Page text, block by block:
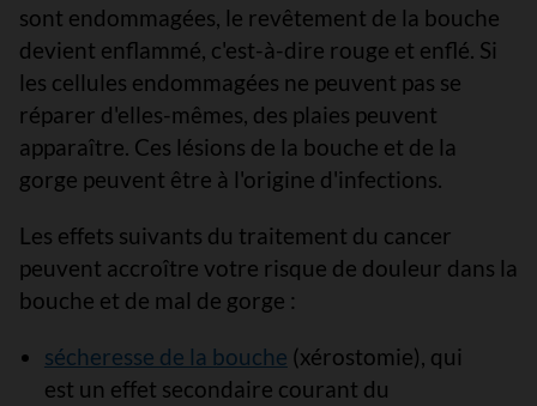
sont endommagées, le revêtement de la bouche
devient enflammé, c'est-à-dire rouge et enflé. Si
les cellules endommagées ne peuvent pas se
réparer d'elles-mêmes, des plaies peuvent
apparaître. Ces lésions de la bouche et de la
gorge peuvent être à l'origine d'infections.
Les effets suivants du traitement du cancer
peuvent accroître votre risque de douleur dans la
bouche et de mal de gorge :
sécheresse de la bouche (xérostomie), qui
est un effet secondaire courant du